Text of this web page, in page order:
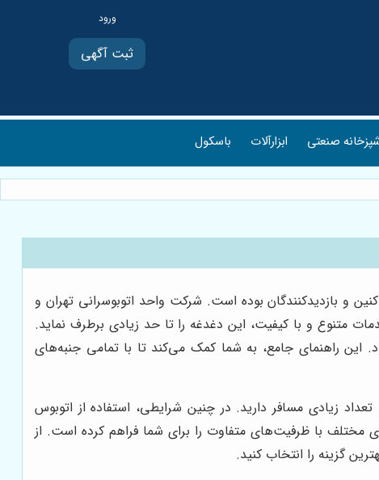
ثبت آگهی
صنعتی ابزارآلات باسکول
و بازدیدکنندگان بوده است. شرکت واحد اتوبوسرانی تهران و
متنوع و با کیفیت، این دغدغه را تا حد زیادی برطرف نماید.
راهنمای جامع، به شما کمک می‌کند تا با تمامی جنبه‌های
زیادی مسافر دارید. در چنین شرایطی، استفاده از اتوبوس
مختلف با ظرفیت‌های متفاوت را برای شما فراهم کرده است. از